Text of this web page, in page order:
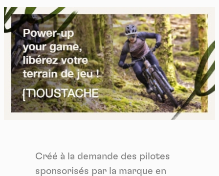
Créé à la demande des pilotes
sponsorisés par la marque en